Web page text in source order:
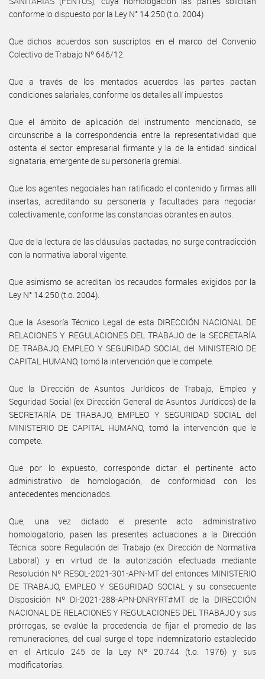
conforme lo dispuesto por la Ley N° 14.250 (t.o. 2004)
Que dichos acuerdos son suscriptos en el marco del Convenio
Colectivo de Trabajo Nº 646/12.
Que a través de los mentados acuerdos las partes pactan
condiciones salariales, conforme los detalles allí impuestos
Que el ámbito de aplicación del instrumento mencionado, se
circunscribe a la correspondencia entre la representatividad que
ostenta el sector empresarial firmante y la de la entidad sindical
signataria, emergente de su personería gremial.
Que los agentes negociales han ratificado el contenido y firmas allí
insertas, acreditando su personería y facultades para negociar
colectivamente, conforme las constancias obrantes en autos.
Que de la lectura de las cláusulas pactadas, no surge contradicción
con la normativa laboral vigente.
Que asimismo se acreditan los recaudos formales exigidos por la
Ley N° 14.250 (t.o. 2004).
Que la Asesoría Técnico Legal de esta DIRECCIÓN NACIONAL DE
RELACIONES Y REGULACIONES DEL TRABAJO de la SECRETARÍA
DE TRABAJO, EMPLEO Y SEGURIDAD SOCIAL del MINISTERIO DE
CAPITAL HUMANO, tomó la intervención que le compete.
Que la Dirección de Asuntos Jurídicos de Trabajo, Empleo y
Seguridad Social (ex Dirección General de Asuntos Jurídicos) de la
SECRETARÍA DE TRABAJO, EMPLEO Y SEGURIDAD SOCIAL del
MINISTERIO DE CAPITAL HUMANO, tomó la intervención que le
compete.
Que por lo expuesto, corresponde dictar el pertinente acto
administrativo de homologación, de conformidad con los
antecedentes mencionados.
Que, una vez dictado el presente acto administrativo
homologatorio, pasen las presentes actuaciones a la Dirección
Técnica sobre Regulación del Trabajo (ex Dirección de Normativa
Laboral) y en virtud de la autorización efectuada mediante
Resolución Nº RESOL-2021-301-APN-MT del entonces MINISTERIO
DE TRABAJO, EMPLEO Y SEGURIDAD SOCIAL y su consecuente
Disposición Nº DI-2021-288-APN-DNRYRT#MT de la DIRECCIÓN
NACIONAL DE RELACIONES Y REGULACIONES DEL TRABAJO y sus
prórrogas, se evalúe la procedencia de fijar el promedio de las
remuneraciones, del cual surge el tope indemnizatorio establecido
en el Artículo 245 de la Ley Nº 20.744 (t.o. 1976) y sus
modificatorias.